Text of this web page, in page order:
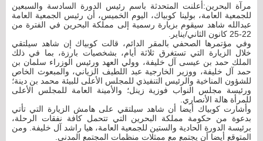
مرآة البحرين:أعلنت المتحدثة باسم رئيس الدورة السادسة والسبعين
للجمعية العامة، بولينا كوبياك، اليوم الخميس، أن رئيس الجمعية العامة
عبدالله شاهد سيقوم بزيارة رسمية إلى مملكة البحرين في الفترة من
22-25 كانون الثاني/يناير.
وفي مؤتمرها الصحفي بالمقر الدائم، قالت كوبياك إن شاهد سيلتقي
خلال الزيارة التي تستغرق ثلاثة أيام، بشخصيات بارزة، بما في ذلك
الملك حمد بن عيسى آل خليفة، وولي العهد ورئيس الوزراء سلمان بن
حمد آل خليفة، ووزير الخارجية عبد اللطيف الزياني، والمبعوث الخاص
للشؤون المناخية والرئيس التنفيذي للمجلس الأعلى للبيئة محمد بن دينة؛
ورئيسة مجلس النواب فوزية زينل؛ والأمينة العامة للمجلس الأعلى
للمرأة هالة الأنصاري.
وأشارت كوبياك أيضا أن شاهد سيلتقي على هامش الزيارة التي تأتي
بدعوة من حكومة مملكة البحرين التي تتحمل كافة نفقات الرحلة،
برئيسة الدورة الحادية والستين للجمعية العامة، هيا راشد آل خليفة. ومن
المتوقع أيضا أن يجتمع مع ممثلات منظمات المجتمع المدني.